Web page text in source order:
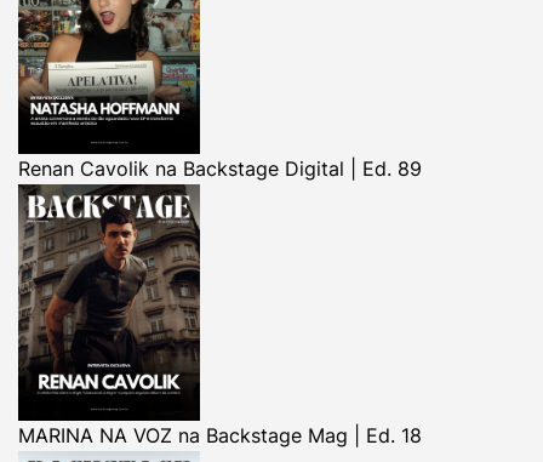
Renan Cavolik na Backstage Digital | Ed. 89
MARINA NA VOZ na Backstage Mag | Ed. 18